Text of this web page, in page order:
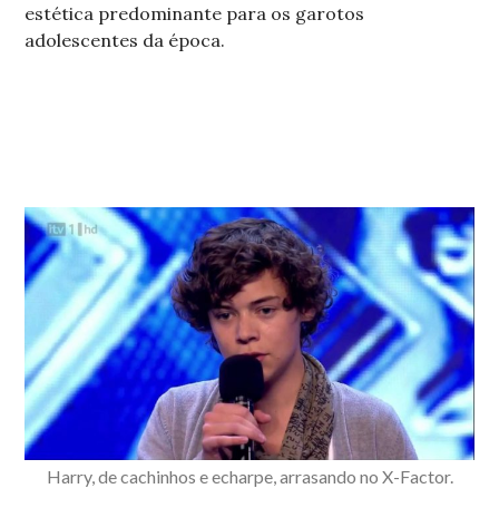
estética predominante para os garotos
adolescentes da época.
Harry, de cachinhos e echarpe, arrasando no X-Factor.